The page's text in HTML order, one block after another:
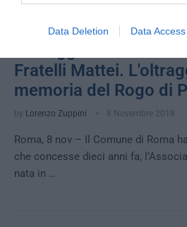
Data Deletion Data Access
PRIMO PIANO SENZA
Fratelli Mattei.
memoria del Rogo di
by Lorenzo Zuppini 8 Novembre 2018
Roma, 8 nov – Il Comune di Roma
che concesse dieci anni fa,
nata in …